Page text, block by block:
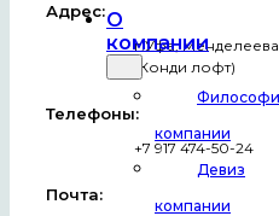
О
компании
компании
Девиз
компании
Адрес:
г.Уфа, Менделеева
(Конди лофт)
Телефоны:
+7 917 474-50-24
Почта: